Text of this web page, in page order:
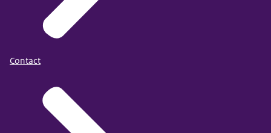
Contact